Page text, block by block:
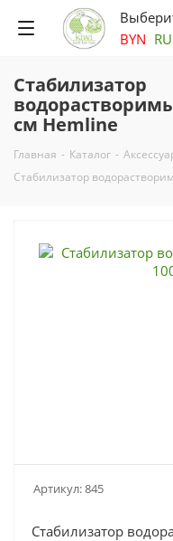
BYN
Стабилизатор
см Hemline
Главная - Каталог -
Стабилизатор
Артикул:845
Стабилизатор